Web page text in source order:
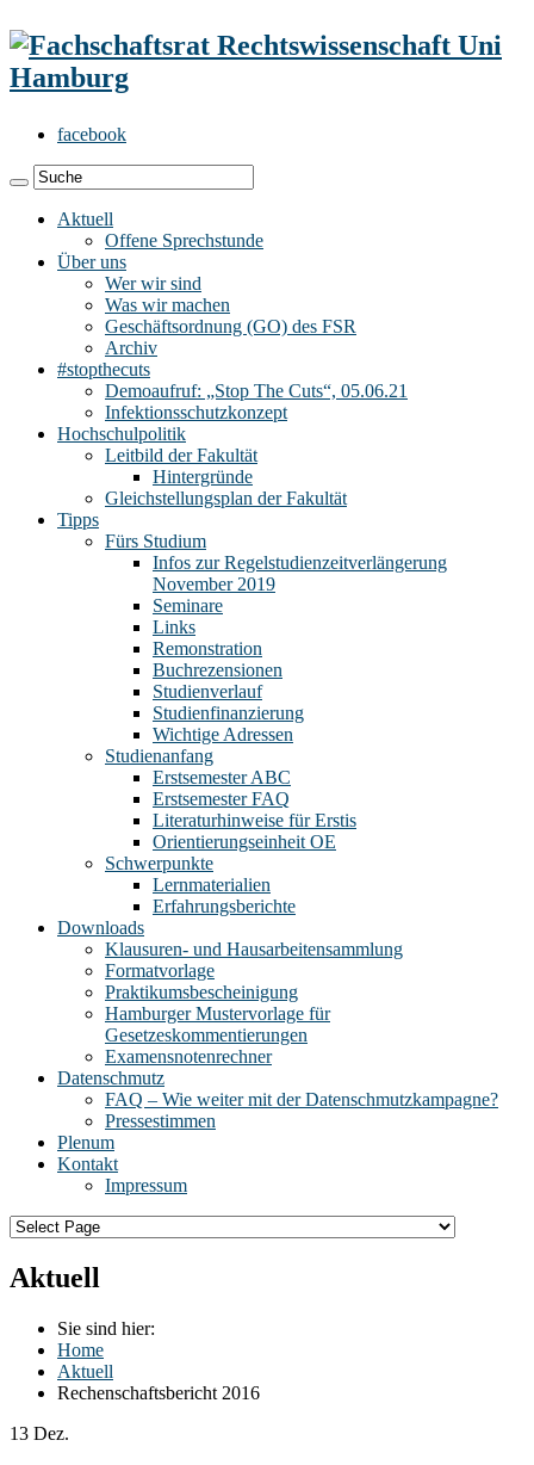
facebook
Aktuell
Offene Sprechstunde
Über uns
Wer wir sind
Was wir machen
Geschäftsordnung (GO) des FSR
Archiv
#stopthecuts
Demoaufruf: „Stop The Cuts“, 05.06.21
Infektionsschutzkonzept
Hochschulpolitik
Leitbild der Fakultät
Hintergründe
Gleichstellungsplan der Fakultät
Tipps
Fürs Studium
Infos zur Regelstudienzeitverlängerung
November 2019
Seminare
Links
Remonstration
Buchrezensionen
Studienverlauf
Studienfinanzierung
Wichtige Adressen
Studienanfang
Erstsemester ABC
Erstsemester FAQ
Literaturhinweise für Erstis
Orientierungseinheit OE
Schwerpunkte
Lernmaterialien
Erfahrungsberichte
Downloads
Klausuren- und Hausarbeitensammlung
Formatvorlage
Praktikumsbescheinigung
Hamburger Mustervorlage für
Gesetzeskommentierungen
Examensnotenrechner
Datenschmutz
FAQ – Wie weiter mit der Datenschmutzkampagne?
Pressestimmen
Plenum
Kontakt
Impressum
Aktuell
Sie sind hier:
Home
Aktuell
Rechenschaftsbericht 2016
13 Dez.